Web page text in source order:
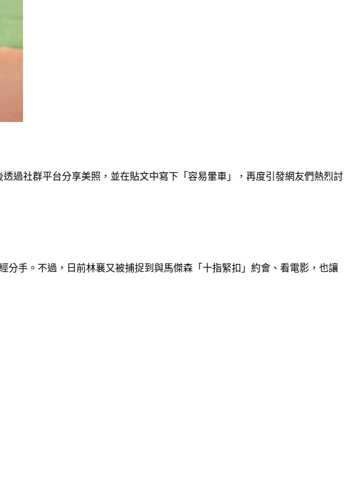
過社群平台分享美照，並在貼文中寫下「容易暈車」，再度引發網友們熱烈討
分手。不過，日前林襄又被捕捉到與馬傑森「十指緊扣」約會、看電影，也讓